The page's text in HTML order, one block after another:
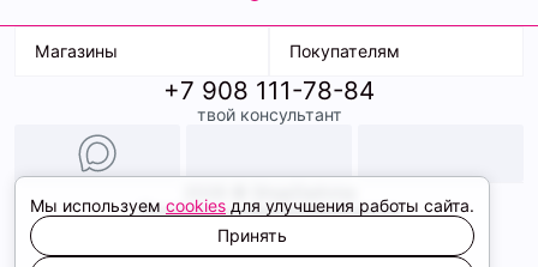
Магазины
ТК Терминал
ТРК Континент
Покупателям
Доставка
Условия оплаты
Образы
+7 908 111-78-84
твой консультант
Политика конфиденциальности
Соглашение cookie
Сайт создали
Мы используем cookies для улучшения работы сайта.
Принять